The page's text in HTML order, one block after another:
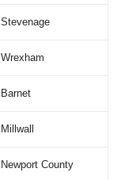
Stevenage
Wrexham
Barnet
Millwall
Newport County